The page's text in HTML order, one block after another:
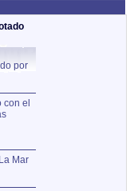
por
el
Mar